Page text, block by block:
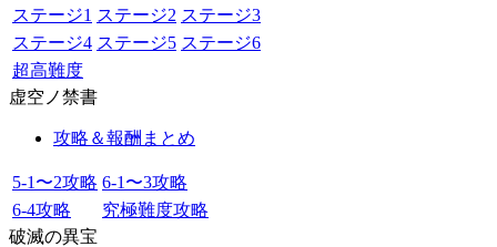
ステージ1 ステージ2 ステージ3
ステージ4 ステージ5 ステージ6
超高難度
虚空ノ禁書
攻略＆報酬まとめ
5-1〜2攻略 6-1〜3攻略
6-4攻略
究極難度攻略
破滅の異宝